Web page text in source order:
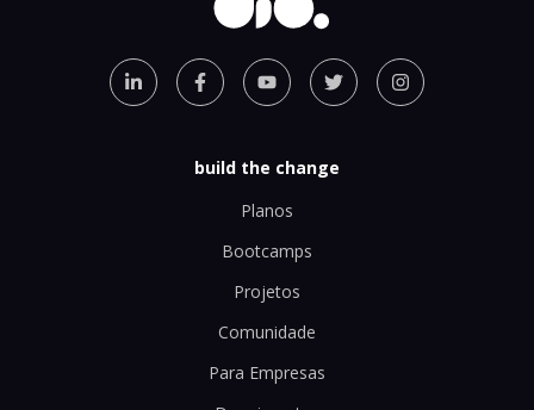
build the change
Planos
Bootcamps
Projetos
Comunidade
Para Empresas